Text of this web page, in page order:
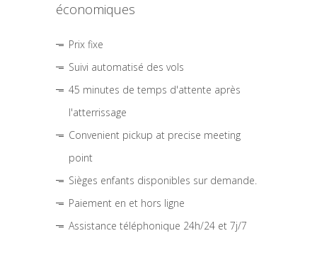
économiques
Prix fixe
Suivi automatisé des vols
45 minutes de temps d'attente après
l'atterrissage
Convenient pickup at precise meeting
point
Sièges enfants disponibles sur demande.
Paiement en et hors ligne
Assistance téléphonique 24h/24 et 7j/7